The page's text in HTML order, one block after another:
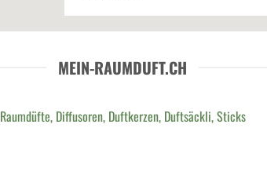
MEIN-RAUMDUFT.CH
Raumdüfte, Diffusoren, Duftkerzen, Duftsäckli, Sticks